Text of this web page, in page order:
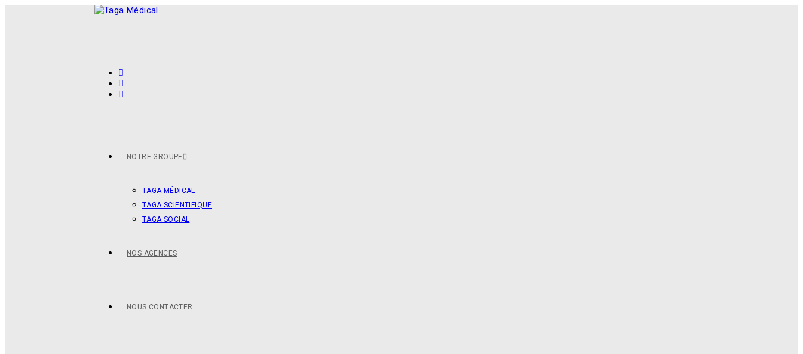
NOTRE GROUPE
TAGA MÉDICAL
TAGA SCIENTIFIQUE
TAGA SOCIAL
NOS AGENCES
NOUS CONTACTER